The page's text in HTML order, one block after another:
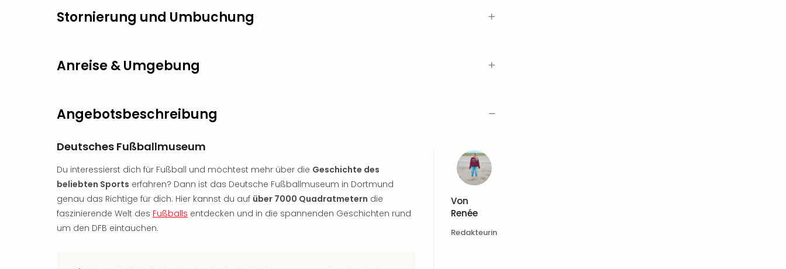
Stornierung und Umbuchung
Anreise & Umgebung
Angebotsbeschreibung
Deutsches Fußballmuseum
Du interessierst dich für Fußball und möchtest mehr über die Geschichte des
beliebten Sports erfahren? Dann ist das Deutsche Fußballmuseum in Dortmund
genau das Richtige für dich. Hier kannst du auf über 7000 Quadratmetern die
faszinierende Welt des Fußballs entdecken und in die spannenden Geschichten rund
um den DFB eintauchen.
Von
Renée
Redakteurin